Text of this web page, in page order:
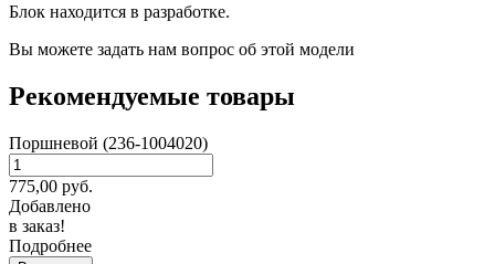
Блок находится в разработке.
Вы можете задать нам вопрос об этой модели
Рекомендуемые товары
Поршневой (236-1004020)
775,00 руб.
Добавлено
в заказ!
Подробнее